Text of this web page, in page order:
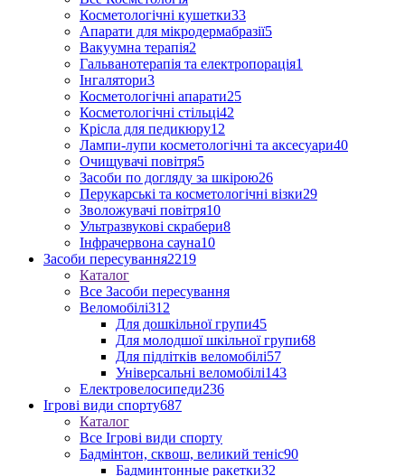
Косметологічні кушетки33
Апарати для мікродермабразії5
Вакуумна терапія2
Гальванотерапія та електропорація1
Інгалятори3
Косметологічні апарати25
Косметологічні стільці42
Крісла для педикюру12
Лампи-лупи косметологічні та аксесуари40
Очищувачі повітря5
Засоби по догляду за шкірою26
Перукарські та косметологічні візки29
Зволожувачі повітря10
Ультразвукові скрабери8
Інфрачервона сауна10
Засоби пересування2219
Каталог
Все Засоби пересування
Веломобілі312
Для дошкільної групи45
Для молодшої шкільної групи68
Для підлітків веломобілі57
Універсальні веломобілі143
Електровелосипеди236
Ігрові види спорту687
Каталог
Все Ігрові види спорту
Бадмінтон, сквош, великий теніс90
Бадминтонные ракетки32